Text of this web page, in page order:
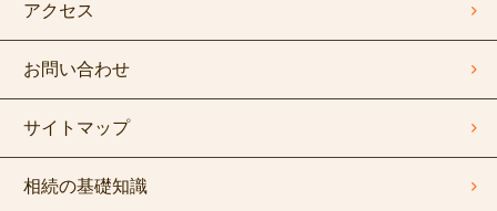
アクセス
お問い合わせ
サイトマップ
相続の基礎知識